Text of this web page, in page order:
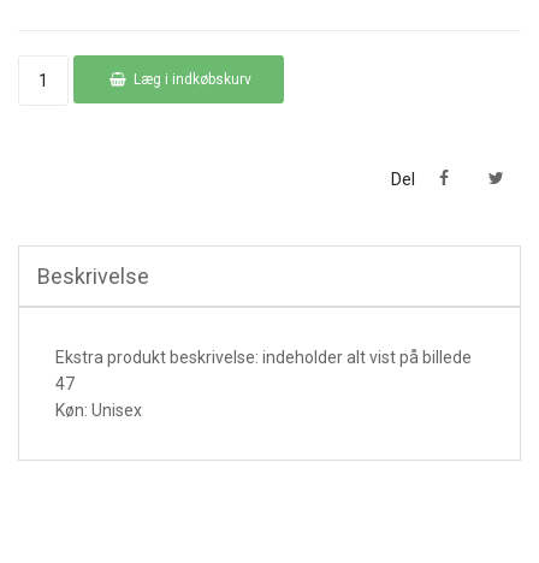
Læg i indkøbskurv
Del
Beskrivelse
Ekstra produkt beskrivelse: indeholder alt vist på billede
47
Køn: Unisex